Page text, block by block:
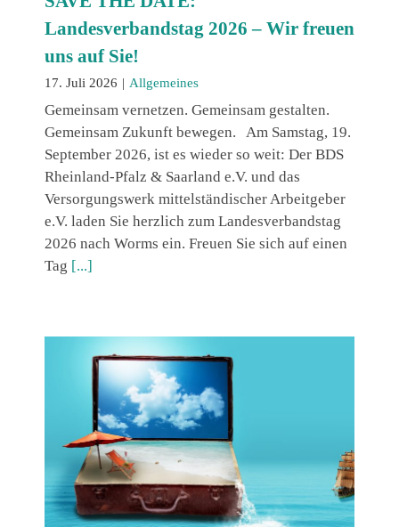
Landesverbandstag 2026 – Wir freuen
uns auf Sie!
17. Juli 2026 | Allgemeines
Gemeinsam vernetzen. Gemeinsam gestalten.
Gemeinsam Zukunft bewegen. Am Samstag, 19.
September 2026, ist es wieder so weit: Der BDS
Rheinland-Pfalz & Saarland e.V. und das
Versorgungswerk mittelständischer Arbeitgeber
e.V. laden Sie herzlich zum Landesverbandstag
2026 nach Worms ein. Freuen Sie sich auf einen
Tag [...]